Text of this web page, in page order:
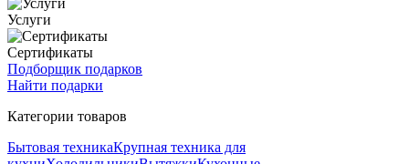
Услуги
Сертификаты
Подборщик подарков
Найти подарки
Категории товаров
Бытовая техникаКрупная техника для